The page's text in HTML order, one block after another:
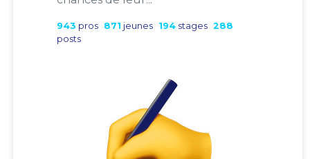
943 pros 871 jeunes 194 stages 288
posts